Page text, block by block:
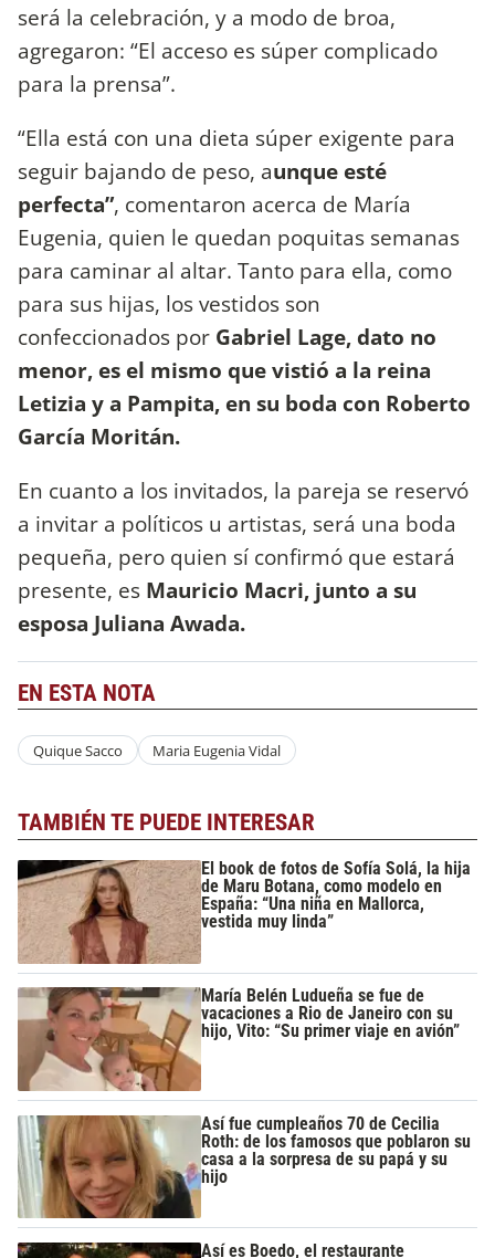
será la celebración, y a modo de broa,
agregaron: “El acceso es súper complicado
para la prensa”.
“Ella está con una dieta súper exigente para
seguir bajando de peso, aunque esté
perfecta”, comentaron acerca de María
Eugenia, quien le quedan poquitas semanas
para caminar al altar. Tanto para ella, como
para sus hijas, los vestidos son
confeccionados por Gabriel Lage, dato no
menor, es el mismo que vistió a la reina
Letizia y a Pampita, en su boda con Roberto
García Moritán.
En cuanto a los invitados, la pareja se reservó
a invitar a políticos u artistas, será una boda
pequeña, pero quien sí confirmó que estará
presente, es Mauricio Macri, junto a su
esposa Juliana Awada.
EN ESTA NOTA
Quique Sacco Maria Eugenia Vidal
TAMBIÉN TE PUEDE INTERESAR
El book de fotos de Sofía Solá, la hija
de Maru Botana, como modelo en
España: “Una niña en Mallorca,
vestida muy linda”
María Belén Ludueña se fue de
vacaciones a Rio de Janeiro con su
hijo, Vito: “Su primer viaje en avión”
Así fue cumpleaños 70 de Cecilia
Roth: de los famosos que poblaron su
casa a la sorpresa de su papá y su
hijo
Así es Boedo, el restaurante